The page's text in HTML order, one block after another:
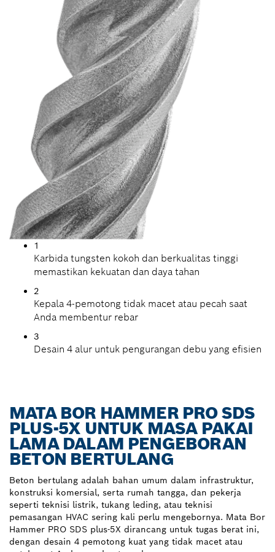
1
Karbida tungsten kokoh dan berkualitas tinggi
memastikan kekuatan dan daya tahan
2
Kepala 4-pemotong tidak macet atau pecah saat
Anda membentur rebar
3
Desain 4 alur untuk pengurangan debu yang efisien
MATA BOR HAMMER PRO SDS
PLUS-5X UNTUK MASA PAKAI
LAMA DALAM PENGEBORAN
BETON BERTULANG
Beton bertulang adalah bahan umum dalam infrastruktur,
konstruksi komersial, serta rumah tangga, dan pekerja
seperti teknisi listrik, tukang leding, atau teknisi
pemasangan HVAC sering kali perlu mengebornya. Mata Bor
Hammer PRO SDS plus-5X dirancang untuk tugas berat ini,
dengan desain 4 pemotong kuat yang tidak macet atau